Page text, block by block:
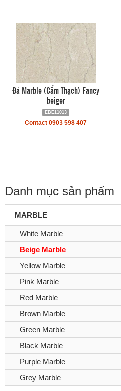
Đá Marble (Cẩm Thạch) Fancy
beiger
EBE11013
Contact 0903 598 407
Danh mục sản phẩm
MARBLE
White Marble
Beige Marble
Yellow Marble
Pink Marble
Red Marble
Brown Marble
Green Marble
Black Marble
Purple Marble
Grey Marble